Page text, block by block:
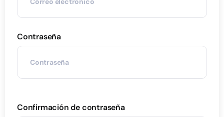
Contraseña
Confirmación de contraseña